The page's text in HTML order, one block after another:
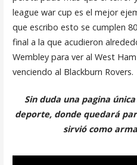
league war cup es el mejor
que escribo esto se cumplen
final a la que acudieron
Wembley para ver al West
venciendo al Blackburn Rovers.
Sin duda una pagina
deporte, donde quedará
sirvió como